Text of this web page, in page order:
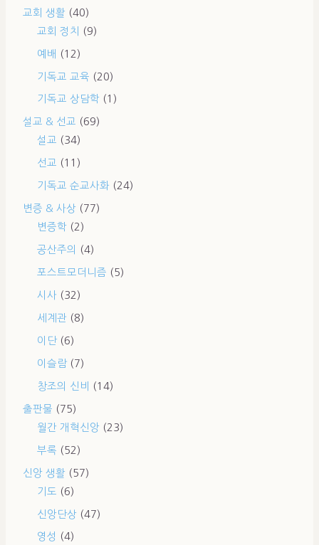
교회 생활 (40)
교회 정치
(9)
예배 (12)
기독교 교육 (20)
기독교 상담학 (1)
설교 & 선교 (69)
설교 (34)
선교 (11)
기독교 순교사화 (24)
변증 & 사상 (77)
변증학 (2)
공산주의 (4)
포스트모더니즘 (5)
시사 (32)
세계관 (8)
이단 (6)
이슬람 (7)
창조의 신비 (14)
출판물 (75)
월간 개혁신앙 (23)
부록 (52)
신앙 생활 (57)
기도 (6)
신앙단상 (47)
영성 (4)